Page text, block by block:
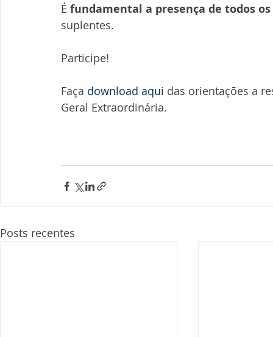
É fundamental a presença de todos
suplentes.
Participe!
Faça download aqui das orientações a
Geral Extraordinária.
Posts recentes